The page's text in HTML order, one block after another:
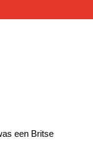
een Britse